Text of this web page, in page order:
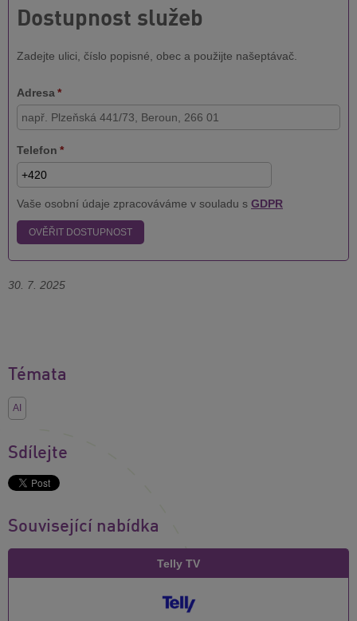
Dostupnost služeb
Zadejte ulici, číslo popisné, obec a použijte našeptávač.
Adresa *
Telefon *
Vaše osobní údaje zpracováváme v souladu s GDPR
OVĚŘIT DOSTUPNOST
30. 7. 2025
Témata
AI
Sdílejte
Související nabídka
Telly TV